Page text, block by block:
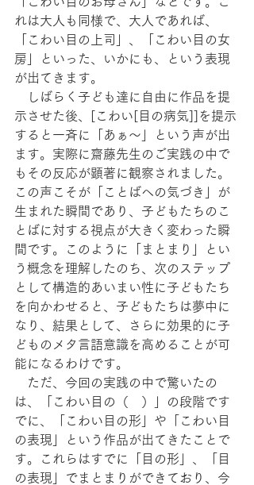
れは大人も同様で、大人であれば、
「こわい目の上司」、「こわい目の女
房」といった、いかにも、という表現
が出てきます。
しばらく子ども達に自由に作品を提
示させた後、[こわい[目の病気]]を提示
すると一斉に「あぁ～」という声が出
ます。実際に齋藤先生のご実践の中で
もその反応が顕著に観察されました。
この声こそが「ことばへの気づき」が
生まれた瞬間であり、子どもたちのこ
とばに対する視点が大きく変わった瞬
間です。このように「まとまり」とい
う概念を理解したのち、次のステップ
として構造的あいまい性に子どもたち
を向かわせると、子どもたちは夢中に
なり、結果として、さらに効果的に子
どものメタ言語意識を高めることが可
能になるわけです。
ただ、今回の実践の中で驚いたの
は、「こわい目の（　）」の段階です
でに、「こわい目の形」や「こわい目
の表現」という作品が出てきたことで
す。これらはすでに「目の形」、「目
の表現」でまとまりができており、今